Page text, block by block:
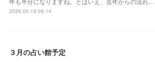
2026.05.19 08:14
３月の占い館予定